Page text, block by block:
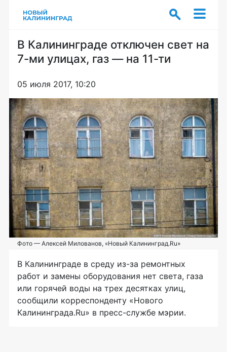
В Калининграде отключен свет на
7-ми улицах, газ — на 11-ти
05 июля 2017, 10:20
Фото — Алексей Милованов, «Новый Калининград.Ru»
В Калининграде в среду из-за ремонтных
работ и замены оборудования нет света, газа
или горячей воды на трех десятках улиц,
сообщили корреспонденту «Нового
Калининграда.Ru» в пресс-службе мэрии.